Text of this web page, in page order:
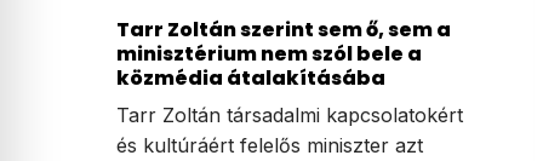
Tarr Zoltán szerint sem ő, sem a
minisztérium nem szól bele a
közmédia átalakításába
Tarr Zoltán társadalmi kapcsolatokért
és kultúráért felelős miniszter azt